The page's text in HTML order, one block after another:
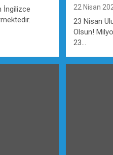
İngilizce
22 Nisan
23 Nisan
Olsun!
23…